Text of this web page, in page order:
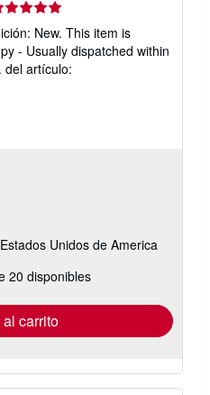
New. This item is
- Usually dispatched within
del artículo:
Unidos de America
20 disponibles
carrito